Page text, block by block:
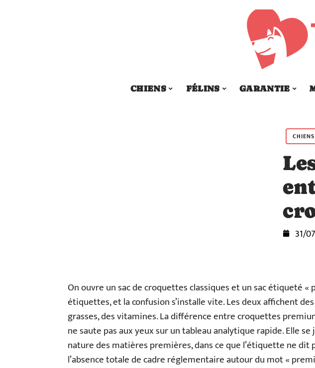
CHIENS FÉLINS GARANTIE
CHIENS
31/
On ouvre un sac de croquettes classiques et un sac étiqueté «
étiquettes, et la confusion s’installe vite. Les deux affichent
grasses, des vitamines. La différence entre croquettes
ne saute pas aux yeux sur un tableau analytique rapide. Elle se
nature des matières premières, dans ce que l’étiquette ne dit
l’absence totale de cadre réglementaire autour du mot «